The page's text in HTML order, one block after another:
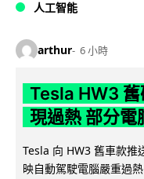
人工智能
arthur 6 小時
Tesla HW3
現過熱 部分電
Tesla 向 HW3 舊車款推
映自動駕駛電腦嚴重過